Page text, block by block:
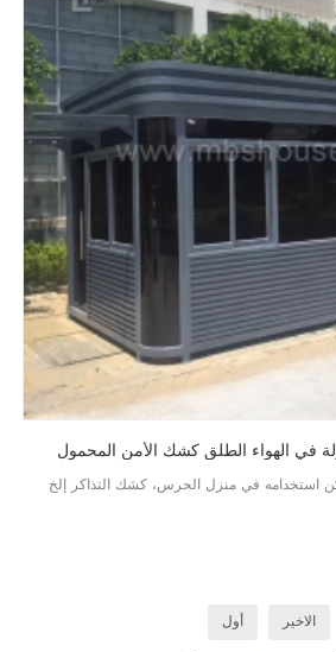
في الهواء الطلق كشك الأمن المحمول
استخدامه في منزل الحرس، كشك التذاكر إلخ
أول
الاخير